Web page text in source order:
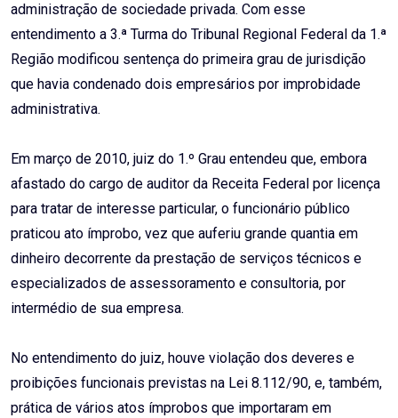
administração de sociedade privada. Com esse
entendimento a 3.ª Turma do Tribunal Regional Federal da 1.ª
Região modificou sentença do primeira grau de jurisdição
que havia condenado dois empresários por improbidade
administrativa.
Em março de 2010, juiz do 1.º Grau entendeu que, embora
afastado do cargo de auditor da Receita Federal por licença
para tratar de interesse particular, o funcionário público
praticou ato ímprobo, vez que auferiu grande quantia em
dinheiro decorrente da prestação de serviços técnicos e
especializados de assessoramento e consultoria, por
intermédio de sua empresa.
No entendimento do juiz, houve violação dos deveres e
proibições funcionais previstas na Lei 8.112/90, e, também,
prática de vários atos ímprobos que importaram em